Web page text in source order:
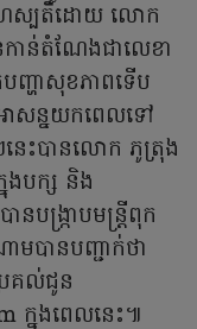
រហស្បតិ៍ដោយ លោក
ាន់តំណែងជាលេខា
ញ្ហាសុខភាពទើប
សន្នយកពេលទៅ
នេះបានលោក ភូត្រុង
ងបក្ស និង
បង្ក្រាបមន្រ្តីពុក
មបានបញ្ជាក់ថា
រគល់ជូន
ក្នុងពេលនេះ៕